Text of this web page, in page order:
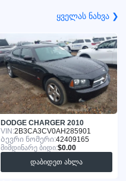
ყველას ნახვა ❯
DODGE CHARGER 2010
VIN:2B3CA3CV0AH285901
Ბევრი ნომერი:42409165
მიმდინარე ბიდი:$0.00
დაბიდეთ ახლა